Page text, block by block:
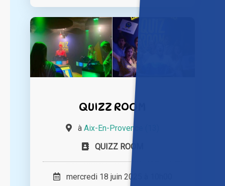
QUIZZ ROOM
à Aix-En-Provence (13)
QUIZZ ROOM
mercredi 18 juin 2025 à 10h00